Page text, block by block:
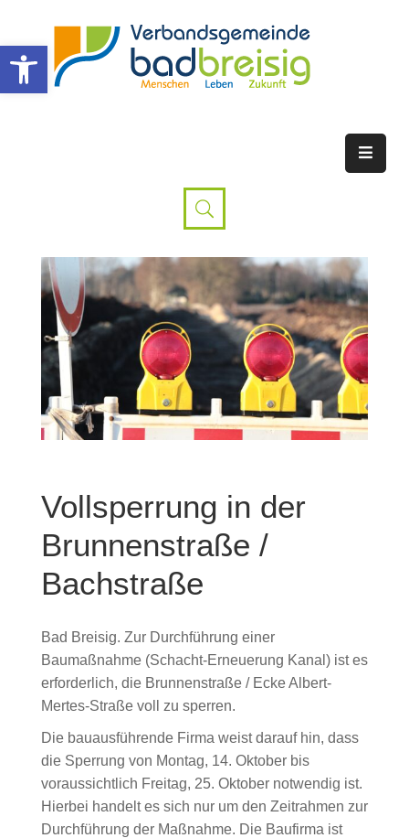
Werkzeugleiste öffnen
Vollsperrung in der
Brunnenstraße /
Bachstraße
Bad Breisig. Zur Durchführung einer
Baumaßnahme (Schacht-Erneuerung Kanal) ist es
erforderlich, die Brunnenstraße / Ecke Albert-
Mertes-Straße voll zu sperren.
Die bauausführende Firma weist darauf hin, dass
die Sperrung von Montag, 14. Oktober bis
voraussichtlich Freitag, 25. Oktober notwendig ist.
Hierbei handelt es sich nur um den Zeitrahmen zur
Durchführung der Maßnahme. Die Baufirma ist